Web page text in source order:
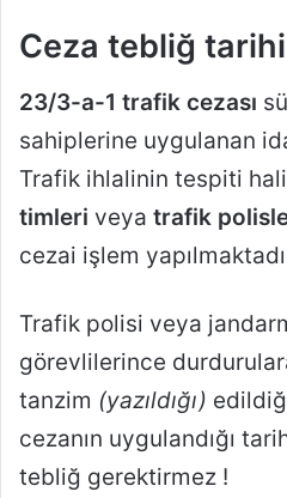
Ceza tebliğ
23/3-a-1 trafik cezası
sahiplerine uygulanan
Trafik ihlalinin tespiti
timleri veya trafik
cezai işlem
Trafik polisi veya
görevlilerince
tanzim (yazıldığı)
cezanın uygulandığı
tebliğ gerektirmez !